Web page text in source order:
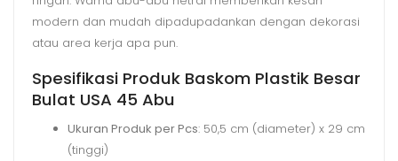
modern dan mudah dipadupadankan dengan dekorasi
atau area kerja apa pun.
Spesifikasi Produk Baskom Plastik Besar
Bulat USA 45 Abu
Ukuran Produk per Pcs: 50,5 cm (diameter) x 29 cm
(tinggi)